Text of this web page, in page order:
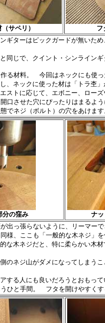
サペリ）
フ
ギターはピックガードが無いた
同じで、クイント・シンライン
る材料。 今回はネックにも使っ
使った材は「トラ杢」が入
て、エボニー、ローズウッ
口させた穴にぴったりはまるよ
でネジ（ボルト）の穴をあけま
分の窪み
ナ
出っ張らないように、リーマー
様、ここも「一般的な木ネジ」
と、特に柔らかい木材で作っ
ダメになってしまうことがあ
も良いだろうとおもって
ひと手間。 フタを開けやすくす